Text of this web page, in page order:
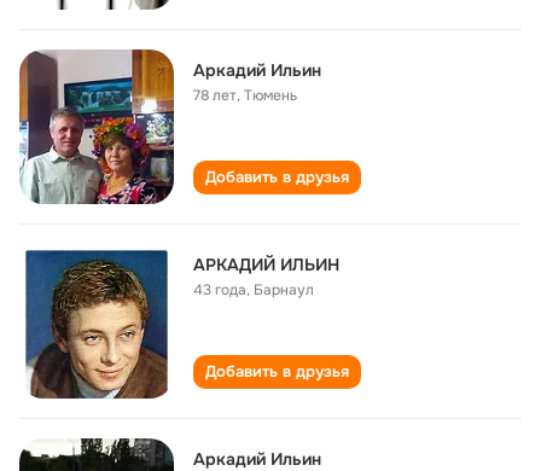
Аркадий Ильин
78 лет,Тюмень
Добавить в друзья
АРКАДИЙ ИЛЬИН
43 года, Барнаул
Добавить в друзья
Аркадий Ильин